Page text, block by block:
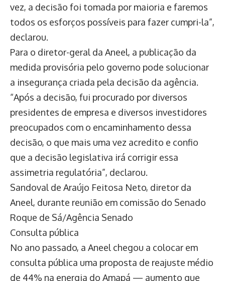
vez, a decisão foi tomada por maioria e faremos
todos os esforços possíveis para fazer cumpri-la”,
declarou.
Para o diretor-geral da Aneel, a publicação da
medida provisória pelo governo pode solucionar
a insegurança criada pela decisão da agência.
“Após a decisão, fui procurado por diversos
presidentes de empresa e diversos investidores
preocupados com o encaminhamento dessa
decisão, o que mais uma vez acredito e confio
que a decisão legislativa irá corrigir essa
assimetria regulatória”, declarou.
Sandoval de Araújo Feitosa Neto, diretor da
Aneel, durante reunião em comissão do Senado
Roque de Sá/Agência Senado
Consulta pública
No ano passado, a Aneel chegou a colocar em
consulta pública uma proposta de reajuste médio
de 44% na energia do Amapá — aumento que